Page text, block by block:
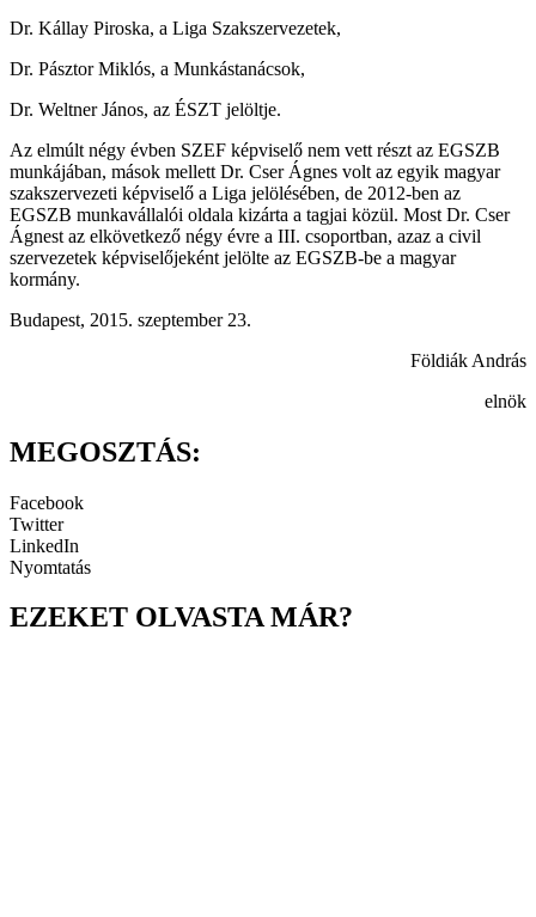
Dr. Kállay Piroska, a Liga Szakszervezetek,
Dr. Pásztor Miklós, a Munkástanácsok,
Dr. Weltner János, az ÉSZT jelöltje.
Az elmúlt négy évben SZEF képviselő nem vett részt az EGSZB
munkájában, mások mellett Dr. Cser Ágnes volt az egyik magyar
szakszervezeti képviselő a Liga jelölésében, de 2012-ben az
EGSZB munkavállalói oldala kizárta a tagjai közül. Most Dr. Cser
Ágnest az elkövetkező négy évre a III. csoportban, azaz a civil
szervezetek képviselőjeként jelölte az EGSZB-be a magyar
kormány.
Budapest, 2015. szeptember 23.
Földiák András
elnök
MEGOSZTÁS:
Facebook
Twitter
LinkedIn
Nyomtatás
EZEKET OLVASTA MÁR?